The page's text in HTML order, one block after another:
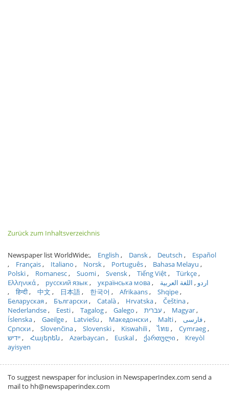
Zurück zum Inhaltsverzeichnis
Newspaper list WorldWide: English Dansk Deutsch
Español
Français
Italiano Norsk Português
Bahasa Melayu
Polski
Romanesc Suomi Svensk Tiếng Việt
Türkçe
Ελληνικά
русский язык українська мова اردو
اللغة العربية
हिन्दी
中文 日本語 한국어 Afrikaans
Shqipe
Беларуская
Български Català Hrvatska
Čeština
Nederlandse
Eesti Tagalog Galego עברית
Magyar
Íslenska
Gaeilge Latviešu Македонски Malti
فارسی
Српски
Slovenčina Slovenski Kiswahili ไทย
Cymraeg
ייִדיש
Հայերեն Azərbaycan Euskal ქართული
Kreyòl
ayisyen
To suggest newspaper for inclusion in NewspaperIndex.com send a
mail to hh@newspaperindex.com